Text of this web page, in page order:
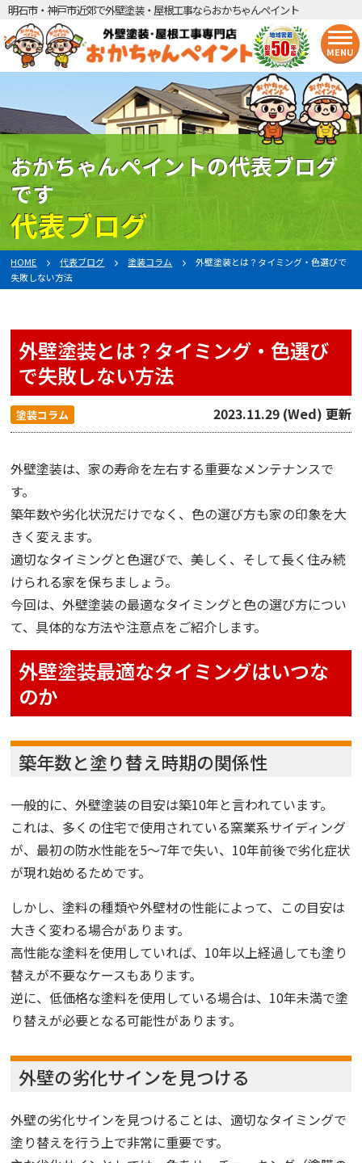
明石市・神戸市近郊で外壁塗装・屋根工事ならおかちゃんペイント
MENU
おかちゃんペイントの代表ブログ
です
代表ブログ
HOME 代表ブログ 塗装コラム
外壁塗装とは？タイミング・色選びで
失敗しない方法
外壁塗装とは？タイミング・色選び
で失敗しない方法
塗装コラム 2023.11.29 (Wed) 更新
外壁塗装は、家の寿命を左右する重要なメンテナンスで
す。
築年数や劣化状況だけでなく、色の選び方も家の印象を大
きく変えます。
適切なタイミングと色選びで、美しく、そして長く住み続
けられる家を保ちましょう。
今回は、外壁塗装の最適なタイミングと色の選び方につい
て、具体的な方法や注意点をご紹介します。
外壁塗装最適なタイミングはいつな
のか
築年数と塗り替え時期の関係性
一般的に、外壁塗装の目安は築10年と言われています。
これは、多くの住宅で使用されている窯業系サイディング
が、最初の防水性能を5〜7年で失い、10年前後で劣化症状
が現れ始めるためです。
しかし、塗料の種類や外壁材の性能によって、この目安は
大きく変わる場合があります。
高性能な塗料を使用していれば、10年以上経過しても塗り
替えが不要なケースもあります。
逆に、低価格な塗料を使用している場合は、10年未満で塗
り替えが必要となる可能性があります。
外壁の劣化サインを見つける
外壁の劣化サインを見つけることは、適切なタイミングで
塗り替えを行う上で非常に重要です。